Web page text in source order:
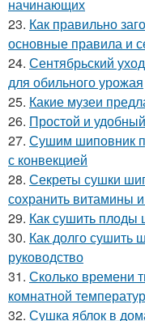
начинающих
23. Как правильно
основные правила и
24. Сентябрьский
для обильного урожая
25. Какие музеи
26. Простой и
27. Сушим шиповник
с конвекцией
28. Секреты сушки
сохранить витамины
29. Как сушить плоды
30. Как долго сушить
руководство
31. Сколько времени
комнатной
32. Сушка яблок в